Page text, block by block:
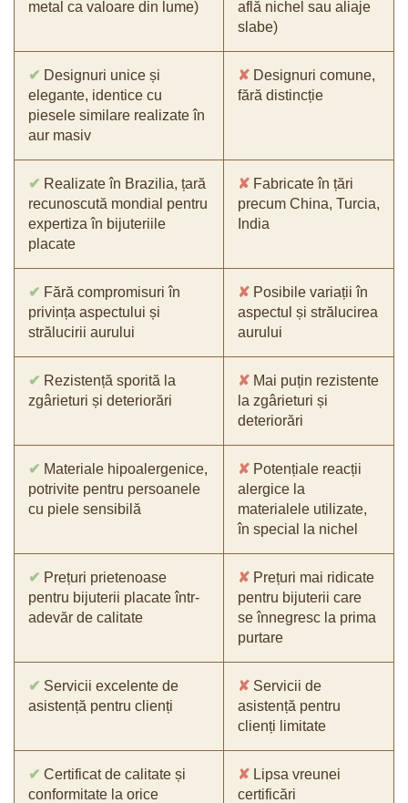
metal ca valoare din lume)
află nichel sau aliaje
slabe)
✔ Designuri unice și
elegante, identice cu
piesele similare realizate în
aur masiv
✘ Designuri comune,
fără distincție
✔ Realizate în Brazilia, țară
recunoscută mondial pentru
expertiza în bijuteriile
placate
✘ Fabricate în țări
precum China, Turcia,
India
✔ Fără compromisuri în
privința aspectului și
strălucirii aurului
✘ Posibile variații în
aspectul și strălucirea
aurului
✔ Rezistență sporită la
zgârieturi și deteriorări
✘ Mai puțin rezistente
la zgârieturi și
deteriorări
✔ Materiale hipoalergenice,
potrivite pentru persoanele
cu piele sensibilă
✘ Potențiale reacții
alergice la
materialele utilizate,
în special la nichel
✔ Prețuri prietenoase
pentru bijuterii placate într-
adevăr de calitate
✘ Prețuri mai ridicate
pentru bijuterii care
se înnegresc la prima
purtare
✔ Servicii excelente de
asistență pentru clienți
✘ Servicii de
asistență pentru
clienți limitate
✔ Certificat de calitate și
conformitate la orice
✘ Lipsa vreunei
certificări